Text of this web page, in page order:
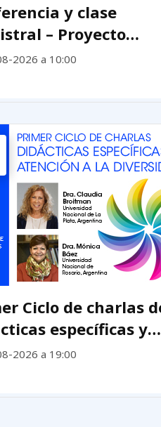
y clase
– Proyecto
de Prácticas
DEMUS
2026 a 10:00
Ciclo de charlas
específicas y
a la diversidad
2026 a 19:00